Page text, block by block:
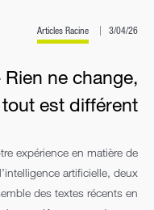
Articles Racine 3/04/26
ne change,
est différent
expérience en matière de
artificielle, deux
des textes récents en